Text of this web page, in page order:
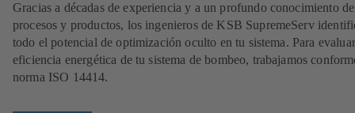
Gracias a décadas de experiencia y a un profundo conocimiento de
procesos y productos, los ingenieros de KSB SupremeServ
todo el potencial de optimización oculto en tu sistema. Para
eficiencia energética de tu sistema de bombeo, trabajamos
norma ISO 14414.